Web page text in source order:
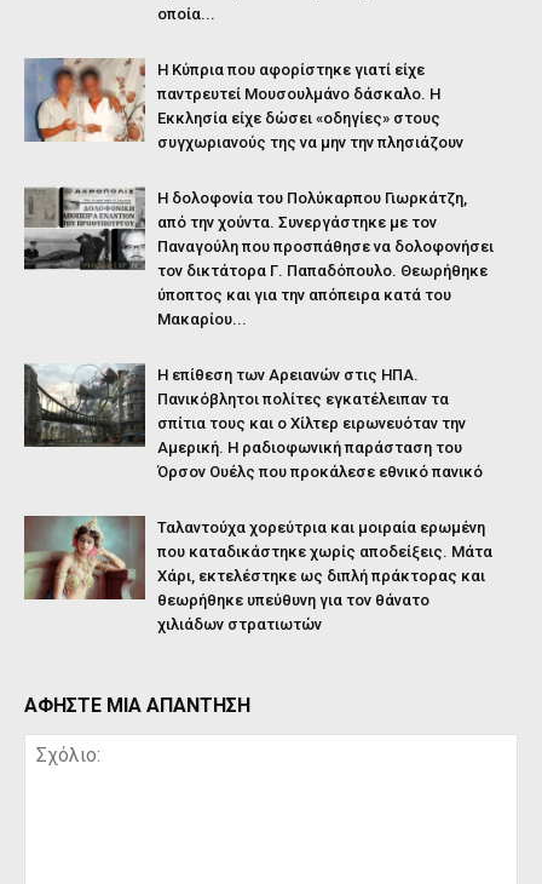
οποία...
Η Κύπρια που αφορίστηκε γιατί είχε
παντρευτεί Μουσουλμάνο δάσκαλο. Η
Εκκλησία είχε δώσει «οδηγίες» στους
συγχωριανούς της να μην την πλησιάζουν
Η δολοφονία του Πολύκαρπου Γιωρκάτζη,
από την χούντα. Συνεργάστηκε με τον
Παναγούλη που προσπάθησε να δολοφονήσει
τον δικτάτορα Γ. Παπαδόπουλο. Θεωρήθηκε
ύποπτος και για την απόπειρα κατά του
Μακαρίου...
Η επίθεση των Αρειανών στις ΗΠΑ.
Πανικόβλητοι πολίτες εγκατέλειπαν τα
σπίτια τους και ο Χίλτερ ειρωνευόταν την
Αμερική. Η ραδιοφωνική παράσταση του
Όρσον Ουέλς που προκάλεσε εθνικό πανικό
Ταλαντούχα χορεύτρια και μοιραία ερωμένη
που καταδικάστηκε χωρίς αποδείξεις. Μάτα
Χάρι, εκτελέστηκε ως διπλή πράκτορας και
θεωρήθηκε υπεύθυνη για τον θάνατο
χιλιάδων στρατιωτών
ΑΦΗΣΤΕ ΜΙΑ ΑΠΑΝΤΗΣΗ